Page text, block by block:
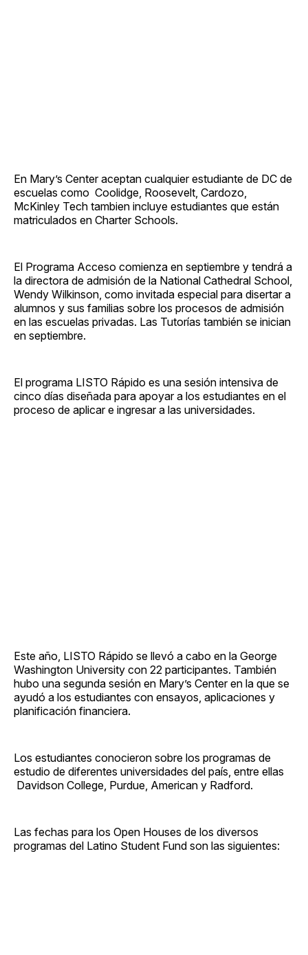
En Mary’s Center aceptan cualquier estudiante de DC de
escuelas como Coolidge, Roosevelt, Cardozo,
McKinley Tech tambien incluye estudiantes que están
matriculados en Charter Schools.
El Programa Acceso comienza en septiembre y tendrá a
la directora de admisión de la National Cathedral School,
Wendy Wilkinson, como invitada especial para disertar a
alumnos y sus familias sobre los procesos de admisión
en las escuelas privadas. Las Tutorías también se inician
en septiembre.
El programa LISTO Rápido es una sesión intensiva de
cinco días diseñada para apoyar a los estudiantes en el
proceso de aplicar e ingresar a las universidades.
Este año, LISTO Rápido se llevó a cabo en la George
Washington University con 22 participantes. También
hubo una segunda sesión en Mary’s Center en la que se
ayudó a los estudiantes con ensayos, aplicaciones y
planificación financiera.
Los estudiantes conocieron sobre los programas de
estudio de diferentes universidades del país, entre ellas
Davidson College, Purdue, American y Radford.
Las fechas para los Open Houses de los diversos
programas del Latino Student Fund son las siguientes: